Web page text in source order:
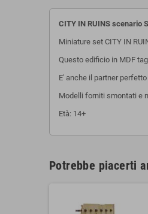
CITY IN RUINS scenario
Miniature set CITY IN
Questo edificio in MDF
E' anche il partner
Modelli forniti smontati e
Età: 14+
Potrebbe piacerti